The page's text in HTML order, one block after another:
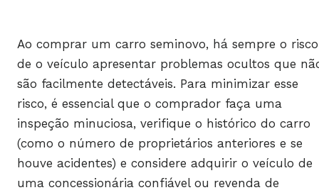
Ao comprar um carro seminovo, há sempre o risco
de o veículo apresentar problemas ocultos que
são facilmente detectáveis. Para minimizar esse
risco, é essencial que o comprador faça uma
inspeção minuciosa, verifique o histórico do carro
(como o número de proprietários anteriores e se
houve acidentes) e considere adquirir o veículo de
uma concessionária confiável ou revenda de